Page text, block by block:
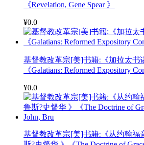
《Revelation, Gene Spear 》
¥0.0
基督教改革宗[美]书籍:《加拉太书
《Galatians: Reformed Expository
¥0.0
基督教改革宗[美]书籍:《从约翰福